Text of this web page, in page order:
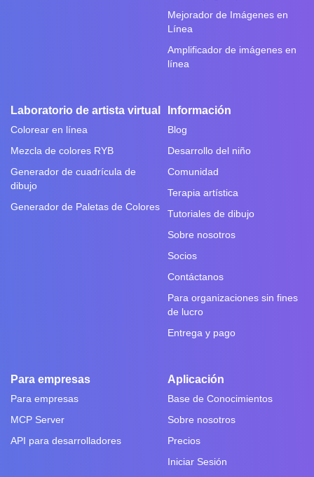
Mejorador de Imágenes en
Línea
Amplificador de imágenes en
línea
Laboratorio de artista virtual
Colorear en línea
Mezcla de colores RYB
Generador de cuadrícula de
dibujo
Generador de Paletas de Colores
Información
Blog
Desarrollo del niño
Comunidad
Terapia artística
Tutoriales de dibujo
Sobre nosotros
Socios
Contáctanos
Para organizaciones sin fines
de lucro
Entrega y pago
Para empresas
Para empresas
MCP Server
API para desarrolladores
Aplicación
Base de Conocimientos
Sobre nosotros
Precios
Iniciar Sesión